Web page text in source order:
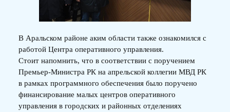
В Аральском районе аким области также ознакомился с
работой Центра оперативного управления.
Стоит напомнить, что в соответствии с поручением
Премьер-Министра РК на апрельской коллегии МВД РК
в рамках программного обеспечения было поручено
финансирование малых центров оперативного
управления в городских и районных отделениях